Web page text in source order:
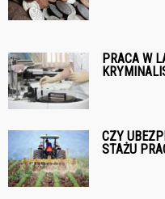
PRACA W
CZY
STAŻU